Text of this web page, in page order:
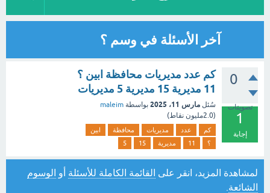
آخر الأسئلة في وسم ؟
0
تصويتات
1
إجابة
كم عدد مديريات محافظة ابين ؟
11 مديرية 15 مديرية 5 مديريات
سُئل مارس 11، 2025 بواسطة maleim
(2.0مليون نقاط)
كم عدد مديريات محافظة
ابين
؟
11 مديرية 15
5
لمشاهدة المزيد، انقر على القائمة الكاملة للأسئلة أو الوسوم
الشائعة